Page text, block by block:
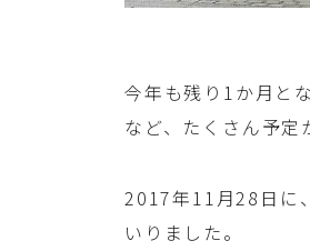
今年も残り1か月と
など、たくさん予定
2017年11月28日に
いりました。